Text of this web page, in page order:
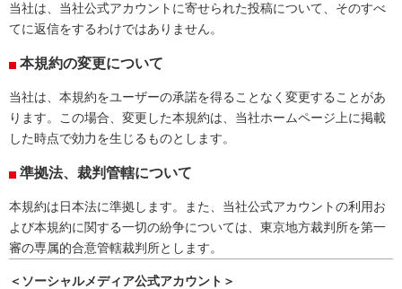
当社は、当社公式アカウントに寄せられた投稿について、そのすべ
てに返信をするわけではありません。
本規約の変更について
当社は、本規約をユーザーの承諾を得ることなく変更することがあ
ります。この場合、変更した本規約は、当社ホームページ上に掲載
した時点で効力を生じるものとします。
準拠法、裁判管轄について
本規約は日本法に準拠します。また、当社公式アカウントの利用お
よび本規約に関する一切の紛争については、東京地方裁判所を第一
審の専属的合意管轄裁判所とします。
＜ソーシャルメディア公式アカウント＞